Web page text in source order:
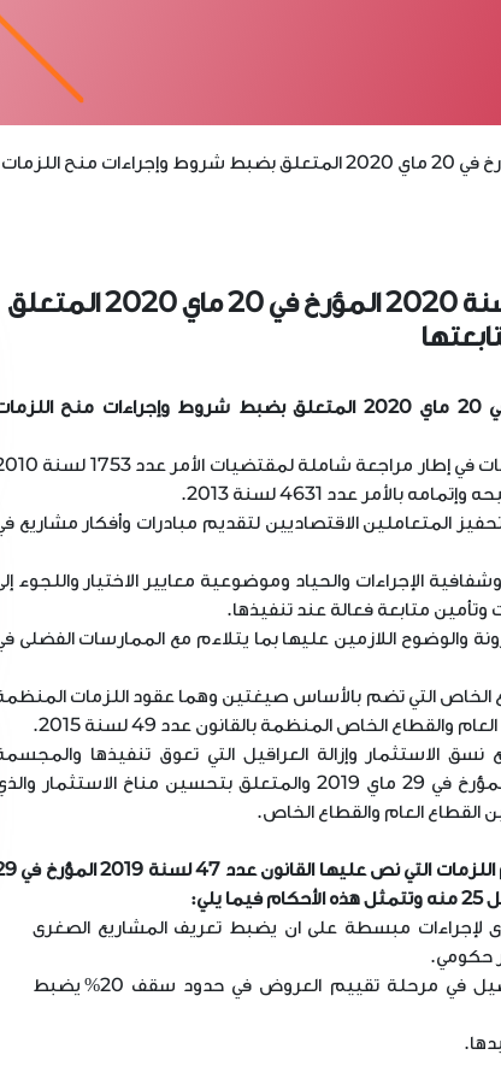
صدور الأمر الحكومي الجديد عدد 316 لسنة 2020 المؤرخ في 20 ماي 2020 المتعلق
يهدف الأمر الحكومي عدد 316 لسنة 2020 المؤرخ في 20 ماي 2020 المتعلق بضبط شروط وإجراءات منح
- تطوير المنظومة القانونية المنطبقة على نظام اللزمات في إطار مراجعة شاملة لمقتضيات
عدد 4631 لسنة 2013.
المتعاملين الاقتصاديين لتقديم مبادرات وأفكار مشاريع
الإجراءات والحياد وموضوعية معايير الاختيار واللجوء
متابعة فعالة عند تنفيذها.
والوضوح اللازمين عليها بما يتلاءم مع الممارسات الفضلى
الخاص التي تضم بالأساس صيغتين وهما عقود اللزمات
الاستثمار وإزالة العراقيل التي تعوق تنفيذها
بالأساس من خلال إصدار القانون عدد 47 لسنة 2019 المؤرخ في 29 ماي 2019 والمتعلق بتحسين مناخ الاستثمار
القطاع العام والقطاع الخاص.
كما يهدف الأمر الجديد إلى تطبيق الأحكام الجديدة لنظام اللزمات التي
لإجراءات مبسطة على ان يضبط تعريف المشاريع الصغرى
حكومي.
تمكين صاحب العرض التلقائي من هامش تفضيل في مرحلة تقييم العروض في حدود سقف 20% يضبط